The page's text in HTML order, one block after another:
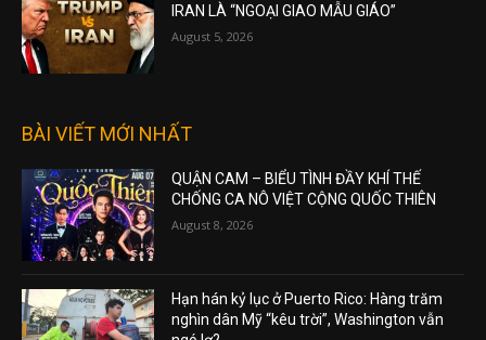
IRAN LÀ “NGOẠI GIAO MẪU GIÁO”
August 5, 2026
BÀI VIẾT MỚI NHẤT
QUẬN CAM – BIỂU TÌNH ĐẦY KHÍ THẾ
CHỐNG CA NÔ VIỆT CỘNG QUỐC THIÊN
August 8, 2026
Hạn hán kỷ lục ở Puerto Rico: Hàng trăm
nghìn dân Mỹ “kêu trời”, Washington vẫn